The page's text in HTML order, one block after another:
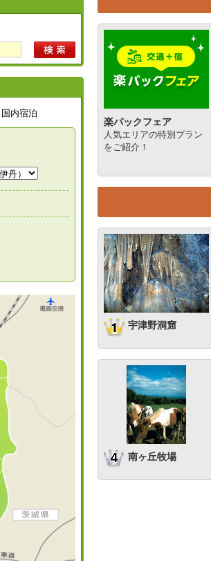
国内宿泊
楽パックフェア
人気エリアの特別プラン
をご紹介！
宇津野洞窟
南ヶ丘牧場